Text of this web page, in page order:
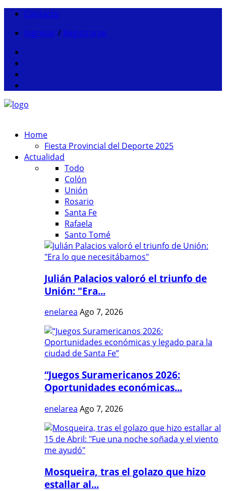
Contacto
Ingresar / Registrarse
Home
Fiesta Provincial del Deporte 2025
Actualidad
Todo
Colón
Unión
Rosario
Santa Fe
Rafaela
Santo Tomé
Julián Palacios valoró el triunfo de
Unión: "Era...
enelarea Ago 7, 2026
“Juegos Suramericanos 2026:
Oportunidades económicas...
enelarea Ago 7, 2026
Mosqueira, tras el golazo que hizo
estallar al...